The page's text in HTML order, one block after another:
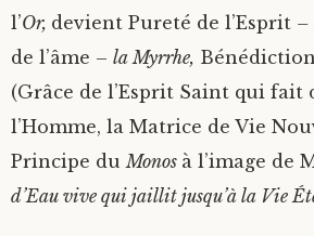
l’Or, devient Pureté de l’Esprit –
de l’âme – la Myrrhe,
(Grâce de l’Esprit Saint qui
l’Homme, la Matrice de Vie
Principe duMonos à l’image de
d’Eau vive qui jaillit jusqu’à la Vie